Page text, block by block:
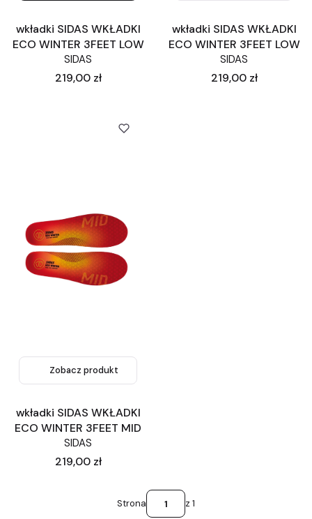
wkładki SIDAS WKŁADKI
ECO WINTER 3FEET LOW
SIDAS
Cena
219,00 zł
wkładki SIDAS WKŁADKI
ECO WINTER 3FEET LOW
SIDAS
Cena
219,00 zł
Zobacz produkt
wkładki SIDAS WKŁADKI
ECO WINTER 3FEET MID
SIDAS
Cena
219,00 zł
Strona z 1